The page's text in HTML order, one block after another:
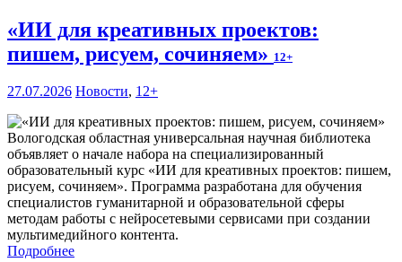
«ИИ для креативных проектов:
пишем, рисуем, сочиняем» 12+
27.07.2026 Новости, 12+
Вологодская областная универсальная научная библиотека
объявляет о начале набора на специализированный
образовательный курс «ИИ для креативных проектов: пишем,
рисуем, сочиняем». Программа разработана для обучения
специалистов гуманитарной и образовательной сферы
методам работы с нейросетевыми сервисами при создании
мультимедийного контента.
Подробнее